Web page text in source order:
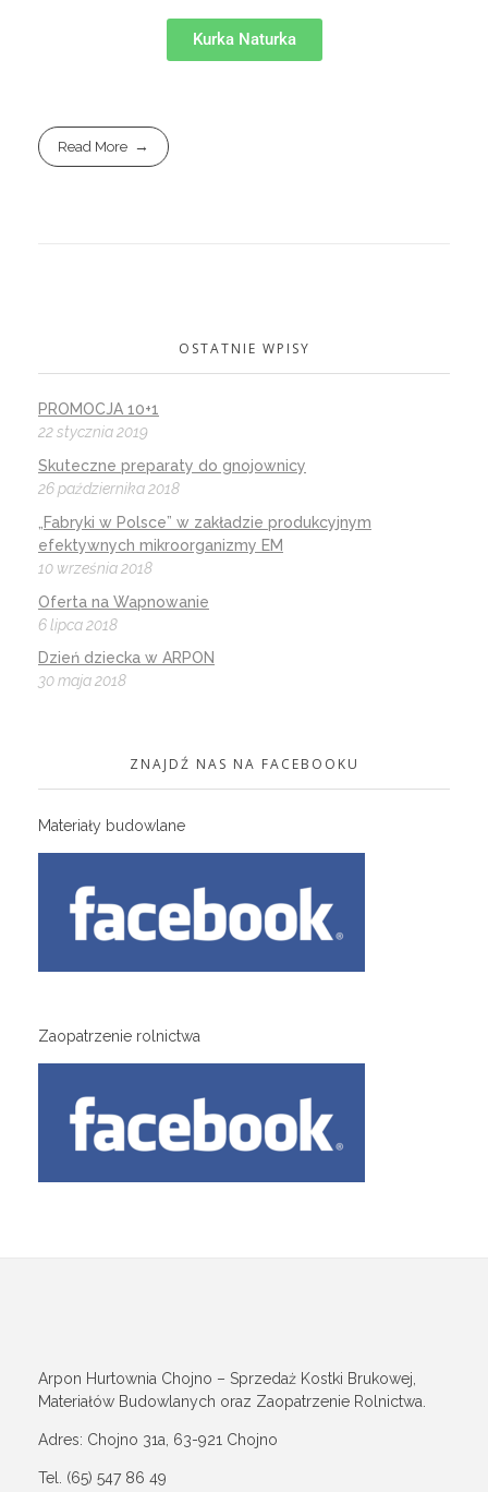
Kurka Naturka
Read More
OSTATNIE WPISY
PROMOCJA 10+1
22 stycznia 2019
Skuteczne preparaty do gnojownicy
26 października 2018
„Fabryki w Polsce” w zakładzie produkcyjnym
efektywnych mikroorganizmy EM
10 września 2018
Oferta na Wapnowanie
6 lipca 2018
Dzień dziecka w ARPON
30 maja 2018
ZNAJDŹ NAS NA FACEBOOKU
Materiały budowlane
Zaopatrzenie rolnictwa
Arpon Hurtownia Chojno – Sprzedaż Kostki Brukowej,
Materiałów Budowlanych oraz Zaopatrzenie Rolnictwa.
Adres: Chojno 31a, 63-921 Chojno
Tel. (65) 547 86 49